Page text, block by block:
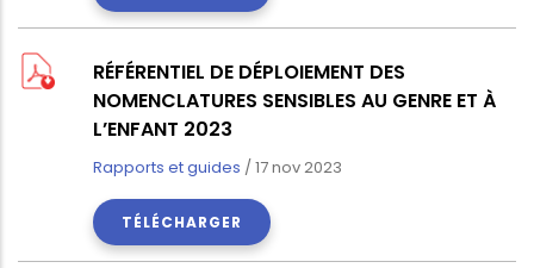
RÉFÉRENTIEL DE DÉPLOIEMENT DES
NOMENCLATURES SENSIBLES AU GENRE ET À
L’ENFANT 2023
Rapports et guides /17 nov 2023
TÉLÉCHARGER